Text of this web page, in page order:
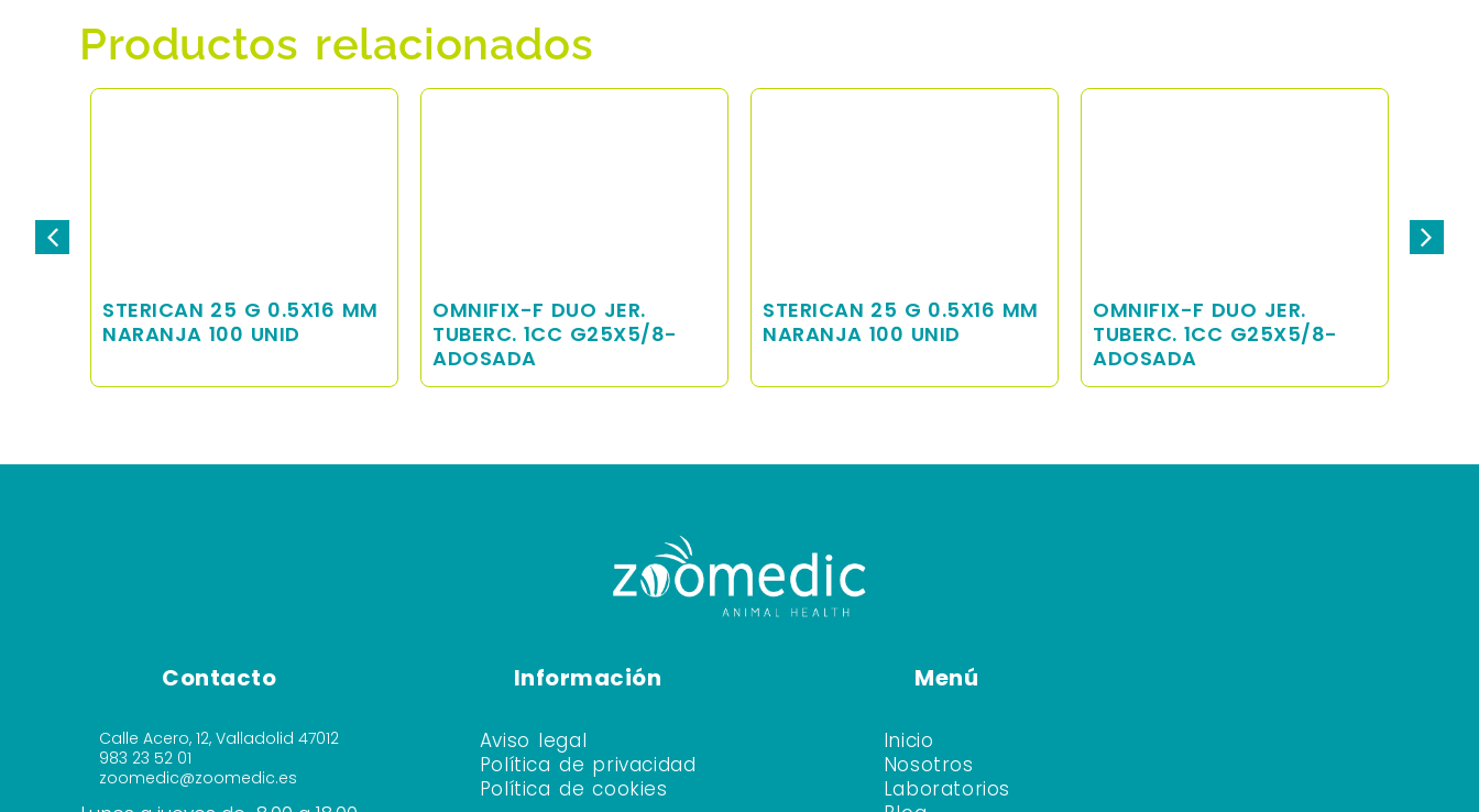
Productos relacionados
STERICAN 25 G 0.5X16 MM
NARANJA 100 UNID
OMNIFIX-F DUO JER.
TUBERC. 1CC G25X5/8-
ADOSADA
STERICAN 25 G 0.5X16 MM
NARANJA 100 UNID
OMNIFIX-F DUO JER.
TUBERC. 1CC G25X5/8-
ADOSADA
Contacto
Calle Acero, 12, Valladolid 47012
983 23 52 01
zoomedic@zoomedic.es
Información
Aviso legal
Política de privacidad
Política de cookies
Menú
Inicio
Nosotros
Laboratorios